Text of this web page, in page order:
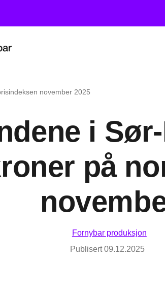
november 2025
i
på
Fornybar produksjon
Publisert09.12.2025